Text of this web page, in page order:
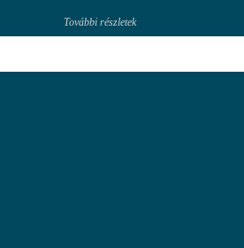
További részletek